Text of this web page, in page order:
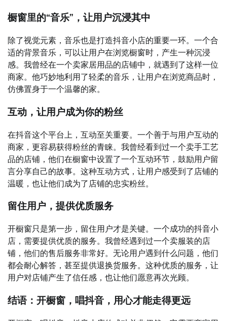
橱窗里的“音乐”，让用户沉浸其中
除了视觉元素，音乐也是打造抖音小店的重要一环。一个合
适的背景音乐，可以让用户在浏览橱窗时，产生一种沉浸
感。我曾经在一个卖家居用品的店铺中，就遇到了这样一位
商家。他巧妙地利用了轻柔的音乐，让用户在浏览商品时，
仿佛置身于一个温馨的家。
互动，让用户成为你的粉丝
在抖音这个平台上，互动至关重要。一个善于与用户互动的
商家，更容易获得粉丝的青睐。我曾经看到过一个卖手工艺
品的店铺，他们在橱窗中设置了一个互动环节，鼓励用户留
言分享自己的故事。这种互动方式，让用户感受到了店铺的
温暖，也让他们成为了店铺的忠实粉丝。
留住用户，提供优质服务
开橱窗只是第一步，留住用户才是关键。一个成功的抖音小
店，需要提供优质的服务。我曾经遇到过一个卖服装的店
铺，他们的售后服务非常好。无论用户遇到什么问题，他们
都会耐心解答，甚至提供退换货服务。这种优质的服务，让
用户对店铺产生了信任感，也让他们愿意再次光顾。
结语：开橱窗，唱抖音，用心才能走得更远